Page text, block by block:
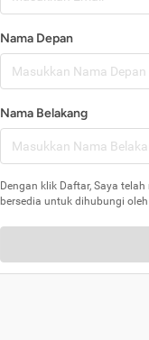
Nama Depan
Nama Belakang
Dengan klik Daftar, Saya
bersedia untuk dihubungi